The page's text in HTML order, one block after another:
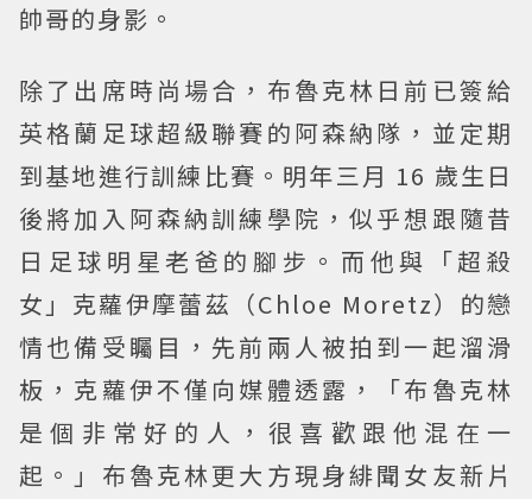
帥哥的身影。
除了出席時尚場合，布魯克林日前已簽給
英格蘭足球超級聯賽的阿森納隊，並定期
到基地進行訓練比賽。明年三月 16 歲生日
後將加入阿森納訓練學院，似乎想跟隨昔
日足球明星老爸的腳步。而他與「超殺
女」克蘿伊摩蕾茲（Chloe Moretz）的戀
情也備受矚目，先前兩人被拍到一起溜滑
板，克蘿伊不僅向媒體透露，「布魯克林
是個非常好的人，很喜歡跟他混在一
起。」布魯克林更大方現身緋聞女友新片